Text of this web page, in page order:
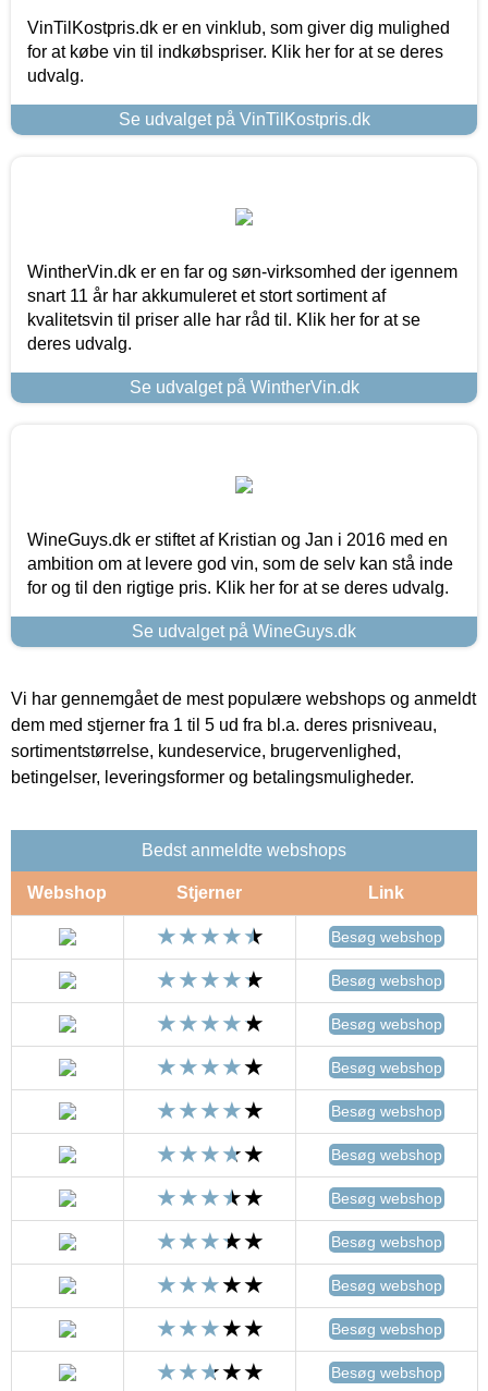
VinTilKostpris.dk er en vinklub, som giver dig mulighed
for at købe vin til indkøbspriser. Klik her for at se deres
udvalg.
Se udvalget på VinTilKostpris.dk
WintherVin.dk er en far og søn-virksomhed der igennem
snart 11 år har akkumuleret et stort sortiment af
kvalitetsvin til priser alle har råd til. Klik her for at se
deres udvalg.
Se udvalget på WintherVin.dk
WineGuys.dk er stiftet af Kristian og Jan i 2016 med en
ambition om at levere god vin, som de selv kan stå inde
for og til den rigtige pris. Klik her for at se deres udvalg.
Se udvalget på WineGuys.dk
Vi har gennemgået de mest populære webshops og anmeldt
dem med stjerner fra 1 til 5 ud fra bl.a. deres prisniveau,
sortimentstørrelse, kundeservice, brugervenlighed,
betingelser, leveringsformer og betalingsmuligheder.
Bedst anmeldte webshops
Webshop Stjerner Link
Besøg webshop
Besøg webshop
Besøg webshop
Besøg webshop
Besøg webshop
Besøg webshop
Besøg webshop
Besøg webshop
Besøg webshop
Besøg webshop
Besøg webshop